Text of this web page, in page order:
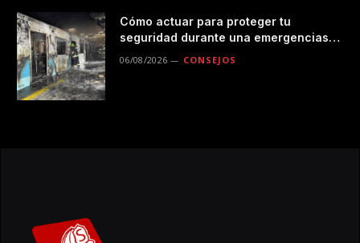
Cómo actuar para proteger tu
seguridad durante una emergencias
06/08/2026 CONSEJOS